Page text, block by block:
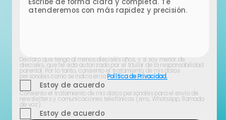
Declaro que tengo al menos dieciséis años, y si soy menor de
dieciséis, que he sido autorizado por el titular de la responsabilidad
parental. Por lo tanto, consiento el tratamiento de mis datos
personales como se indica en la Política de Privacidad.
Estoy de acuerdo
Consiento el tratamiento de mis datos personales para el envío de
newsletters y comunicaciones telefónicas (sms, WhatsApp, llamada
de voz).
Estoy de acuerdo